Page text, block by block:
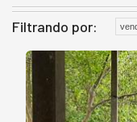
Filtrando por: